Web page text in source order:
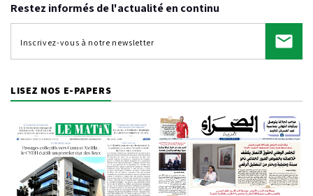
Restez informés de l'actualité en continu
LISEZ NOS E-PAPERS